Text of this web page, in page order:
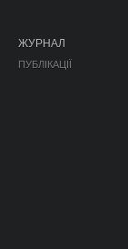
ЖУРНАЛ
ПУБЛІКАЦІЇ